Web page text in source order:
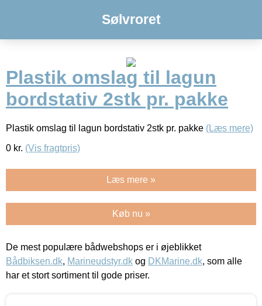
Sølvroret
Plastik omslag til lagun
bordstativ 2stk pr. pakke
Plastik omslag til lagun bordstativ 2stk pr. pakke (Læs mere)
0 kr. (Vis fragtpris)
Læs mere »
Køb nu »
De mest populære bådwebshops er i øjeblikket
Bådbiksen.dk, Marineudstyr.dk og DKMarine.dk, som alle
har et stort sortiment til gode priser.